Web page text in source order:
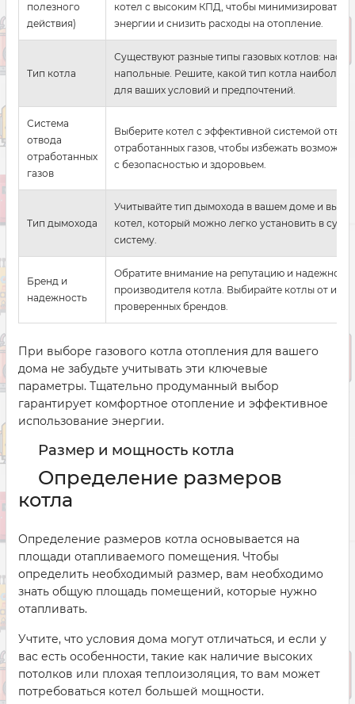
полезного
действия)
котел с высоким КПД, чтобы минимизировать
энергии и снизить расходы на отопление.
Тип котла
Существуют разные типы газовых котлов:
напольные. Решите, какой тип котла наиболее
для ваших условий и предпочтений.
Система
отвода
отработанных
газов
Выберите котел с эффективной системой
отработанных газов, чтобы избежать
с безопасностью и здоровьем.
Тип дымохода
Учитывайте тип дымохода в вашем доме и
котел, который можно легко установить в
систему.
Бренд и
надежность
Обратите внимание на репутацию и надежность
производителя котла. Выбирайте котлы от
проверенных брендов.
При выборе газового котла отопления для вашего
дома не забудьте учитывать эти ключевые
параметры. Тщательно продуманный выбор
гарантирует комфортное отопление и эффективное
использование энергии.
Размер и мощность котла
Определение размеров
котла
Определение размеров котла основывается на
площади отапливаемого помещения. Чтобы
определить необходимый размер, вам необходимо
знать общую площадь помещений, которые нужно
отапливать.
Учтите, что условия дома могут отличаться, и если у
вас есть особенности, такие как наличие высоких
потолков или плохая теплоизоляция, то вам может
потребоваться котел большей мощности.